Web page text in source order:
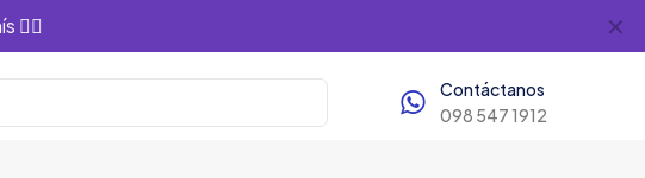
👌🏻 ✕
Contáctanos
098 547 1912